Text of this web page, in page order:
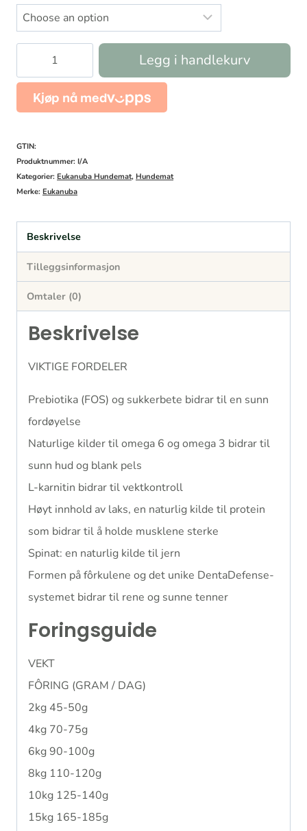
Eukanuba
Adult
Small/Medium
Laks
&
Bygg
Legg i handlekurv
GTIN:
Produktnummer: I/A
Kategorier: Eukanuba Hundemat, Hundemat
Merke: Eukanuba
Beskrivelse
Tilleggsinformasjon
Omtaler (0)
Beskrivelse
VIKTIGE FORDELER
Prebiotika (FOS) og sukkerbete bidrar til en sunn
fordøyelse
Naturlige kilder til omega 6 og omega 3 bidrar til
sunn hud og blank pels
L-karnitin bidrar til vektkontroll
Høyt innhold av laks, en naturlig kilde til protein
som bidrar til å holde musklene sterke
Spinat: en naturlig kilde til jern
Formen på fôrkulene og det unike DentaDefense-
systemet bidrar til rene og sunne tenner
Foringsguide
VEKT
FÔRING (GRAM / DAG)
2kg 45-50g
4kg 70-75g
6kg 90-100g
8kg 110-120g
10kg 125-140g
15kg 165-185g